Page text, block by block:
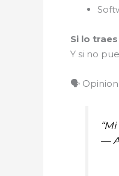
Si lo
Y si no
🗣️
—